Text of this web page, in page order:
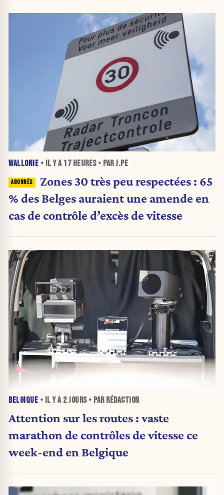
WALLONIE • IL Y A 17 HEURES• PAR J.PE
Zones 30 très peu respectées : 65
% des Belges auraient une amende en
cas de contrôle d’excès de vitesse
BELGIQUE • IL Y A 2 JOURS• PAR RÉDACTION
Attention sur les routes : vaste
marathon de contrôles de vitesse ce
week-end en Belgique